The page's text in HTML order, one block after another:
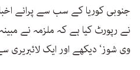
جنوبی کوریا کے سب سے پرانے
نے رپورٹ کیا ہے کہ ملزمہ نے
وی شوز‘ دیکھے اور ایک